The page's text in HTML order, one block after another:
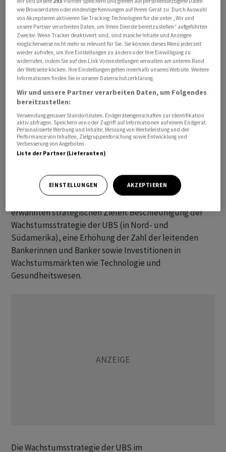
Heads of Coverage amten. Tom Churton wiederum wird
Global Chief of Staff, Marc-Anthony Hourihan sowie
Nestor Paz-Galindo werden sogenannte Global Co-Head
of Mergers & Acquisitions (M&A).
Die Bank verlassen werden dafür Manager wie etwa
Michael Santini. Er war bisher Executive Chair of Global
Banking und habe nun entschieden, sein Amt
niederzulegen. Er stehe noch bis Ende Quartal zur
Verfügung, um den Übergang sicher zu stellen.
Die Bank selbst betonte auf Anfrage von AWP, dass man
Talenten eine "faire Chance" gegeben und nicht nur auf
bisherige UBS-Führungskräfte gesetzt habe. Die
erwähnten strategischen Zielen: Beschleunigung der
Wachstumsstrategie der UBS (in Nord- und
Südamerika), eine Erhöhung der Zahl der leitenden
Bankerinnen und Banker sowie Investitionen in
Wachstumsmärkten wie Technologie und
Gesundheitswesen.
Die Wachstumsstrategie der UBS im
wie Browserdaten oder eindeutige Kennungen auf Ihrem Gerät zu. Durch Auswahl
von Akzeptieren aktivieren Sie Tracking-Technologien für die unter „Wir und
unsere Partner verarbeiten Daten, um Ihnen Dienste bereitzustellen“ aufgeführten
Zwecke. Wenn Tracker deaktiviert sind, sind manche Inhalte und Anzeigen
möglicherweise nicht mehr so relevant für Sie. Sie können dieses Menü jederzeit
wieder aufrufen, um Ihre Einstellungen zu ändern oder Ihre Einwilligung zu
widerrufen, indem Sie auf den Link Voreinstellungen verwalten am unteren Rand
der Webseite klicken. Ihre Einstellungen gelten innerhalb unseres Website. Weitere
Informationen finden Sie in unserer Datenschutzerklärung.
Wir und unsere Partner verarbeiten Daten, um Folgendes
bereitzustellen:
Verwendung genauer Standortdaten. Endgeräteeigenschaften zur Identifikation
aktiv abfragen. Speichern von oder Zugriff auf Informationen auf einem Endgerät.
Personalisierte Werbung und Inhalte, Messung von Werbeleistung und der
Performance von Inhalten, Zielgruppenforschung sowie Entwicklung und
Verbesserung von Angeboten.
Liste der Partner (Lieferanten)
EINSTELLUNGEN AKZEPTIEREN